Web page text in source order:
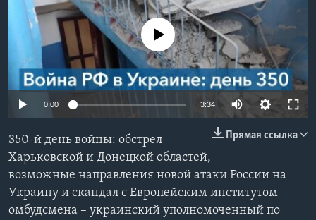
Learning English
СОЦИАЛЬНЫЕ СЕТИ
No media source currently available
0:00 3:34
Прямая ссылка
350-й день войны: обстрел
Харьковской и Донецкой областей,
возможные направления новой атаки России на
Украину и скандал с Европейским институтом
омбудсмена – украинский уполномоченный по